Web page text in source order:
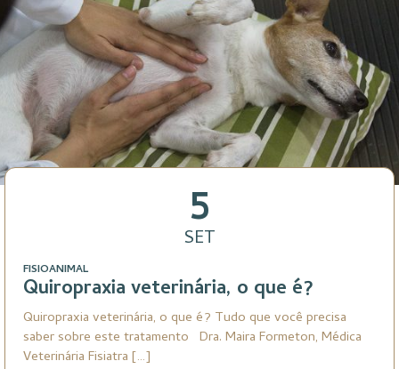
5
SET
FISIOANIMAL
Quiropraxia veterinária, o que é?
Quiropraxia veterinária, o que é? Tudo que você precisa
saber sobre este tratamento Dra. Maira Formeton, Médica
Veterinária Fisiatra […]